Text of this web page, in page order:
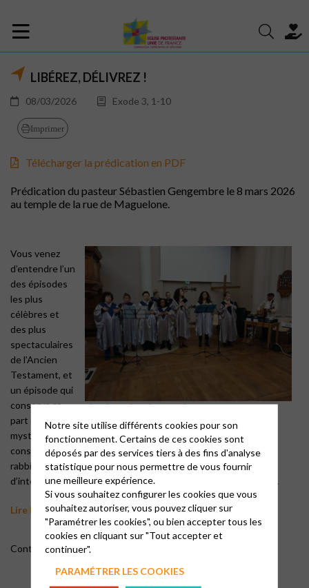
LIBÉREZ, DÉLIVREZ !
08/03/2026 Exode 3, 1-10
Imprimer
Télécharger la prédication en PDF
Prédication du pasteur Sébastien Gengembre le 8 mars 2026
au temple de la rue de Maguelone.
Chorale Wednesday Gospel
Vous venez
d’entendre l’un
des épisodes
les plus
célèbres et
des plus
spectaculaires
de l’Ancien
Testament, et
un épisode qui
conserve sa
part de
mystère : qu’est-ce que c’est que ce buisson qui brûle sans se
consumer ? Qu’est-ce que ça veut dire ? Au fil de l’histoire, les
rabbins n’ont pas manqué de proposer toutes sortes
d’interprétations de ce phénomène, souvent contradictoires…
Lire la prédication
Contact :Sébastien Gengembre
Notre site utilise différents cookies pour son
fonctionnement. Certains de ces cookies sont
déposés par des services tiers à des fins d'analyse
statistique pour nous permettre de vous fournir
une meilleure expérience.
Si vous souhaitez configurer les cookies que vous
souhaitez autoriser, vous pouvez cliquer sur
"Paramétrer les cookies", ou bien accepter tous les
cookies en cliquant sur "Tout accepter et
continuer".
PARAMÉTRER LES COOKIES